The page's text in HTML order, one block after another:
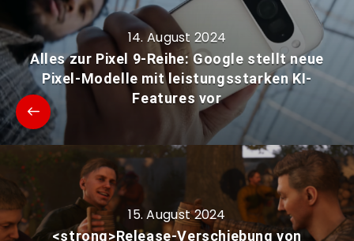
14. August 2024
Alles zur Pixel 9-Reihe: Google stellt neue
Pixel-Modelle mit leistungsstarken KI-
Features vor
15. August 2024
<strong>Release-Verschiebung von